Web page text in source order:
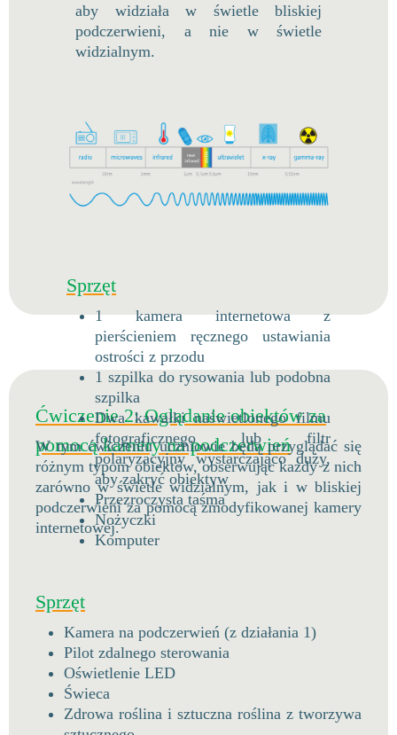
aby widziała w świetle bliskiej
podczerwieni, a nie w świetle
widzialnym.
Sprzęt
1 kamera internetowa z
pierścieniem ręcznego ustawiania
ostrości z przodu
1 szpilka do rysowania lub podobna
szpilka
Dwa kawałki naświetlonego filmu
fotograficznego lub filtr
polaryzacyjny wystarczająco duży,
aby zakryć obiektyw
Przezroczysta taśma
Nożyczki
Komputer
Ćwiczenie 2: Oglądanie obiektów za
pomocą kamery na podczerwień
W tym ćwiczeniu uczniowie będą przyglądać się
różnym typom obiektów, obserwując każdy z nich
zarówno w świetle widzialnym, jak i w bliskiej
podczerwieni za pomocą zmodyfikowanej kamery
internetowej.
Sprzęt
Kamera na podczerwień (z działania 1)
Pilot zdalnego sterowania
Oświetlenie LED
Świeca
Zdrowa roślina i sztuczna roślina z tworzywa